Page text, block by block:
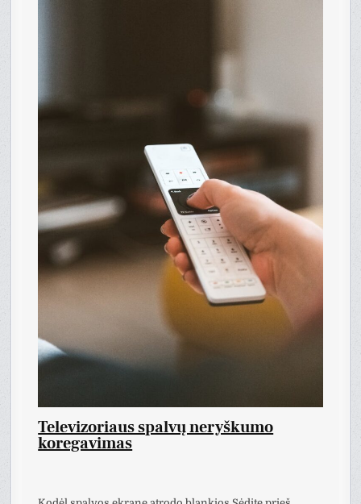
Televizoriaus spalvų neryškumo
koregavimas